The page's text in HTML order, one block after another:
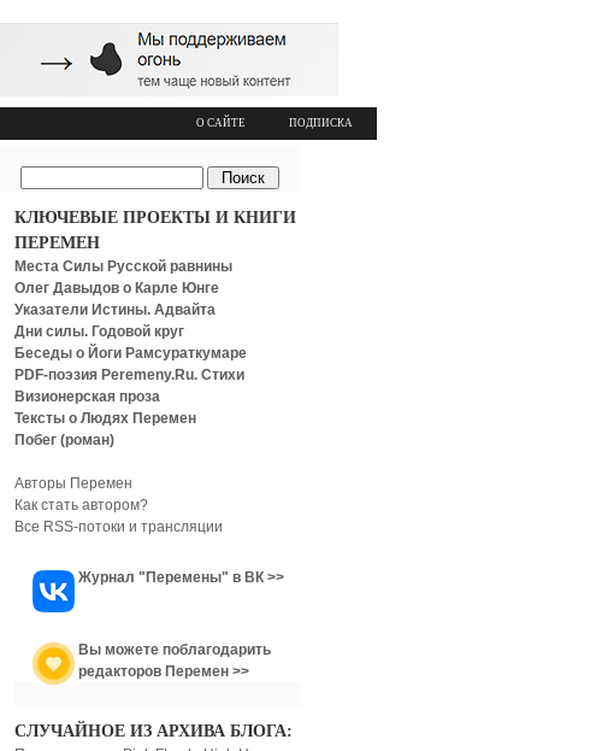
О САЙТЕ ПОДПИСКА
КЛЮЧЕВЫЕ ПРОЕКТЫ И КНИГИ
ПЕРЕМЕН
Места Силы Русской равнины
Олег Давыдов о Карле Юнге
Указатели Истины. Адвайта
Дни силы. Годовой круг
Беседы о Йоги Рамсураткумаре
PDF-поэзия Peremeny.Ru. Стихи
Визионерская проза
Тексты о Людях Перемен
Побег (роман)
Авторы Перемен
Как стать автором?
Все RSS-потоки и трансляции
Журнал "Перемены" в ВК >>
Вы можете поблагодарить
редакторов Перемен >>
СЛУЧАЙНОЕ ИЗ АРХИВА БЛОГА: